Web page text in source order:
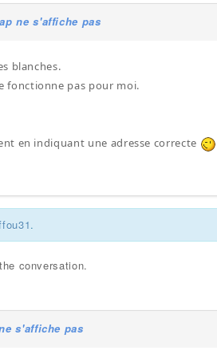
ne s'affiche pas
blanches.
fonctionne pas pour moi.
en indiquant une adresse correcte
.
conversation.
s'affiche pas